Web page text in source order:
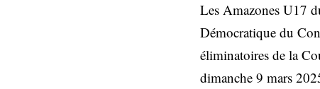
Les Amazones U17
Démocratique du
éliminatoires de la
dimanche 9 mars